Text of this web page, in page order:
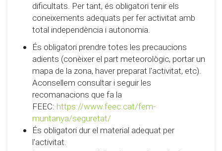
dificultats. Per tant, és obligatori tenir els
coneixements adequats per fer activitat amb
total independència i autonomia.
És obligatori prendre totes les precaucions
adients (conèixer el part meteorològic, portar un
mapa de la zona, haver preparat l'activitat, etc).
Aconsellem consultar i seguir les
recomanacions que fa la
FEEC: https://www.feec.cat/fem-
muntanya/seguretat/
És obligatori dur el material adequat per
l'activitat.